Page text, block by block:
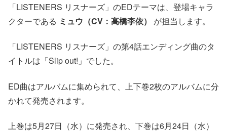
「LISTENERS リスナーズ」のEDテーマは、登場キャラ
クターである ミュウ（CV：高橋李依） が担当します。
「LISTENERS リスナーズ」の第4話エンディング曲のタ
イトルは「Slip out!」でした。
ED曲はアルバムに集められて、上下巻2枚のアルバムに分
かれて発売されます。
上巻は5月27日（水）に発売され、下巻は6月24日（水）